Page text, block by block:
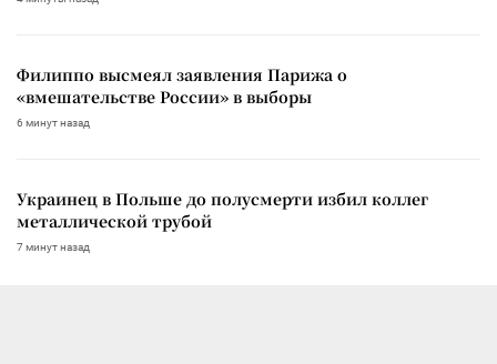
Филиппо высмеял заявления Парижа о
«вмешательстве России» в выборы
6 минут назад
Украинец в Польше до полусмерти избил коллег
металлической трубой
7 минут назад